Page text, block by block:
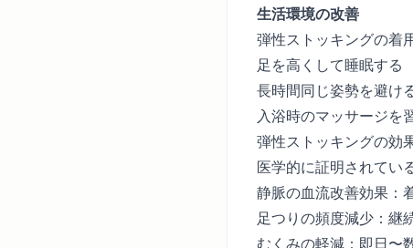
生活環境の改善
弾性ストッキングの着
足を高くして睡眠する
長時間同じ姿勢を避け
入浴時のマッサージを
弾性ストッキングの効
医学的に証明されてい
静脈の血流改善効果：
足つりの頻度減少：継
むくみの軽減：即日〜